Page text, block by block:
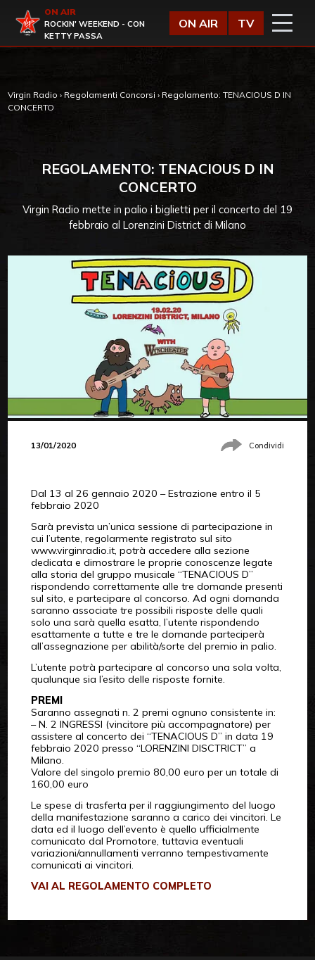
Virgin Radio
ON AIR
ROCKIN' WEEKEND - CON
KETTY PASSA
ON AIR TV
Virgin Radio › Regolamenti Concorsi › Regolamento: TENACIOUS D IN
CONCERTO
REGOLAMENTO: TENACIOUS D IN
CONCERTO
Virgin Radio mette in palio i biglietti per il concerto del 19
febbraio al Lorenzini District di Milano
13/01/2020 Condividi
Dal 13 al 26 gennaio 2020 – Estrazione entro il 5
febbraio 2020
Sarà prevista un’unica sessione di partecipazione in
cui l’utente, regolarmente registrato sul sito
www.virginradio.it, potrà accedere alla sezione
dedicata e dimostrare le proprie conoscenze legate
alla storia del gruppo musicale “TENACIOUS D”
rispondendo correttamente alle tre domande presenti
sul sito, e partecipare al concorso. Ad ogni domanda
saranno associate tre possibili risposte delle quali
solo una sarà quella esatta, l’utente rispondendo
esattamente a tutte e tre le domande parteciperà
all’assegnazione per abilità/sorte del premio in palio.
L’utente potrà partecipare al concorso una sola volta,
qualunque sia l’esito delle risposte fornite.
PREMI
Saranno assegnati n. 2 premi ognuno consistente in:
– N. 2 INGRESSI (vincitore più accompagnatore) per
assistere al concerto dei “TENACIOUS D” in data 19
febbraio 2020 presso “LORENZINI DISCTRICT” a
Milano.
Valore del singolo premio 80,00 euro per un totale di
160,00 euro
Le spese di trasferta per il raggiungimento del luogo
della manifestazione saranno a carico dei vincitori. Le
data ed il luogo dell’evento è quello ufficialmente
comunicato dal Promotore, tuttavia eventuali
variazioni/annullamenti verranno tempestivamente
comunicati ai vincitori.
VAI AL REGOLAMENTO COMPLETO